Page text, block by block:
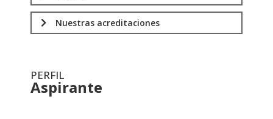
Nuestras acreditaciones
PERFIL
Aspirante